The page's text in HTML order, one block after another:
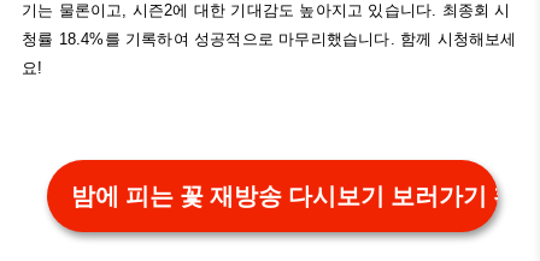
기는 물론이고, 시즌2에 대한 기대감도 높아지고 있습니다. 최종회 시
청률 18.4%를 기록하여 성공적으로 마무리했습니다. 함께 시청해보세
요!
밤에 피는 꽃 재방송 다시보기 보러가기 확인